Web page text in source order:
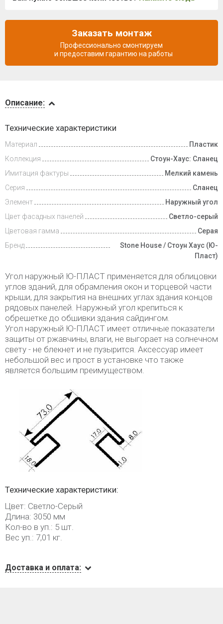
и оплата
Описание:
Технические характеристики
Материал
Пластик
Коллекция
Стоун-Хаус: Сланец
Имитация фактуры
Мелкий камень
Серия
Сланец
Элемент
Наружный угол
Цвет фасадных панелей
Светло-серый
Цветовая гамма
Серая
Бренд
Stone House / Стоун Хаус (Ю-
Пласт)
Угол наружный Ю-ПЛАСТ применяется для облицовки
углов зданий, для обрамления окон и торцевой части
крыши, для закрытия на внешних углах здания концов
рядовых панелей. Наружный угол крепиться к
обрешетке до обшивки здания сайдингом.
Угол наружный Ю-ПЛАСТ имеет отличные показатели
защиты от ржавчины, влаги, не выгорает на солнечном
свету - не блекнет и не пузырится. Аксессуар имеет
небольшой вес и прост в установке что также
является большим преимуществом.
Технические характеристики:
Цвет: Светло-Серый
Длина: 3050 мм
Кол-во в уп.: 5 шт.
Вес уп.: 7,01 кг.
Доставка и оплата:
Заказать монтаж
Профессионально смонтируем
и предоставим гарантию на работы